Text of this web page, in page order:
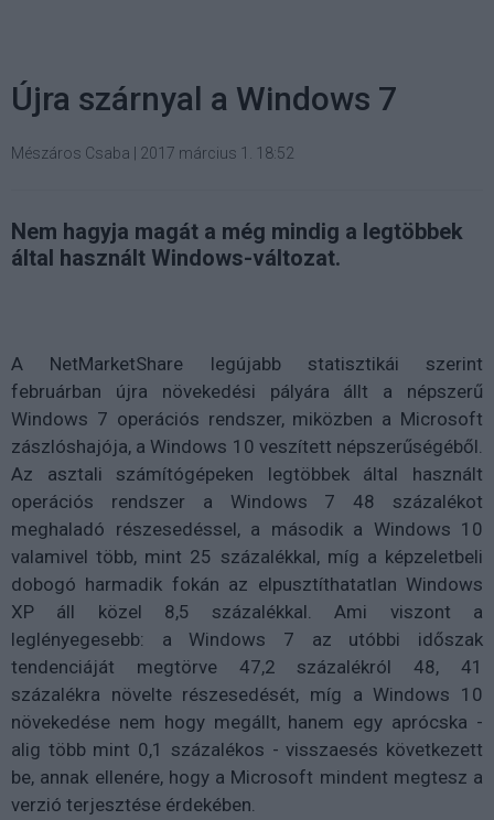
Újra szárnyal a Windows 7
Mészáros Csaba 2017 március 1. 18:52
Nem hagyja magát a még mindig a legtöbbek
által használt Windows-változat.
A NetMarketShare legújabb statisztikái szerint
februárban újra növekedési pályára állt a népszerű
Windows 7 operációs rendszer, miközben a Microsoft
zászlóshajója, a Windows 10 veszített népszerűségéből.
Az asztali számítógépeken legtöbbek által használt
operációs rendszer a Windows 7 48 százalékot
meghaladó részesedéssel, a második a Windows 10
valamivel több, mint 25 százalékkal, míg a képzeletbeli
dobogó harmadik fokán az elpusztíthatatlan Windows
XP áll közel 8,5 százalékkal. Ami viszont a
leglényegesebb: a Windows 7 az utóbbi időszak
tendenciáját megtörve 47,2 százalékról 48, 41
százalékra növelte részesedését, míg a Windows 10
növekedése nem hogy megállt, hanem egy aprócska -
alig több mint 0,1 százalékos - visszaesés következett
be, annak ellenére, hogy a Microsoft mindent megtesz a
verzió terjesztése érdekében.